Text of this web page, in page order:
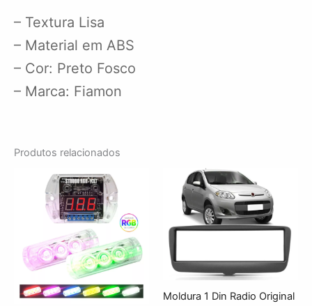
– Textura Lisa
– Material em ABS
– Cor: Preto Fosco
– Marca: Fiamon
Produtos relacionados
Moldura 1 Din Radio Original